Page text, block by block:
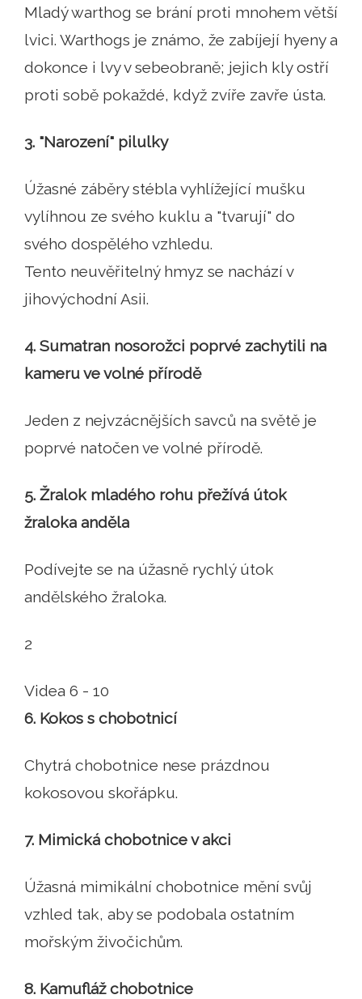
Mladý warthog se brání proti mnohem větší
lvici. Warthogs je známo, že zabíjejí hyeny a
dokonce i lvy v sebeobraně; jejich kly ostří
proti sobě pokaždé, když zvíře zavře ústa.
3. "Narození" pilulky
Úžasné záběry stébla vyhlížející mušku
vylíhnou ze svého kuklu a "tvarují" do
svého dospělého vzhledu.
Tento neuvěřitelný hmyz se nachází v
jihovýchodní Asii.
4. Sumatran nosorožci poprvé zachytili na
kameru ve volné přírodě
Jeden z nejvzácnějších savců na světě je
poprvé natočen ve volné přírodě.
5. Žralok mladého rohu přežívá útok
žraloka anděla
Podívejte se na úžasně rychlý útok
andělského žraloka.
2
Videa 6 - 10
6. Kokos s chobotnicí
Chytrá chobotnice nese prázdnou
kokosovou skořápku.
7. Mimická chobotnice v akci
Úžasná mimikální chobotnice mění svůj
vzhled tak, aby se podobala ostatním
mořským živočichům.
8. Kamufláž chobotnice